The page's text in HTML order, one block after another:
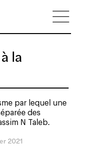
la
par lequel une
des
N Taleb.
2021